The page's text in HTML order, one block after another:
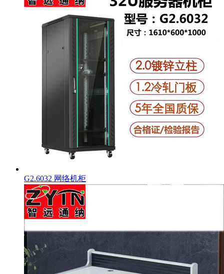
G2.6032 网络机柜